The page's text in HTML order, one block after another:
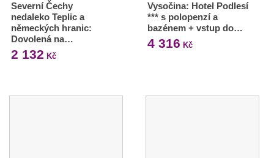
Severní Čechy
nedaleko Teplic a
německých hranic:
Dovolená na…
2 132 Kč
Vysočina: Hotel Podlesí
*** s polopenzí a
bazénem + vstup do…
4 316 Kč